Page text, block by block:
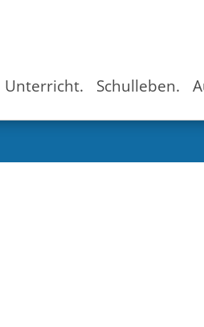
Unterricht. Schulleben.